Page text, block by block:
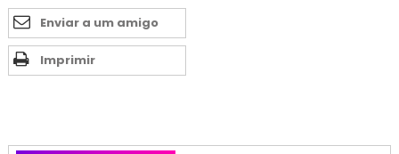
Enviar a um amigo
Imprimir